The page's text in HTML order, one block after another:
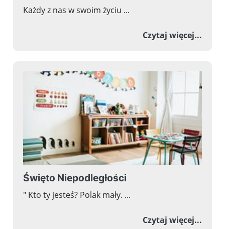
Każdy z nas w swoim życiu ...
Czytaj więcej...o
Święto Niepodległości
" Kto ty jesteś? Polak mały. ...
Czytaj więcej...o